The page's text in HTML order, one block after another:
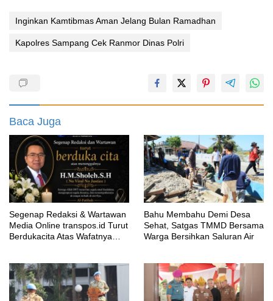
Inginkan Kamtibmas Aman Jelang Bulan Ramadhan
Kapolres Sampang Cek Ranmor Dinas Polri
Baca Juga
Segenap Redaksi & Wartawan
Media Online transpos.id Turut
Berdukacita Atas Wafatnya
Bahu Membahu Demi Desa
Sehat, Satgas TMMD Bersama
Warga Bersihkan Saluran Air